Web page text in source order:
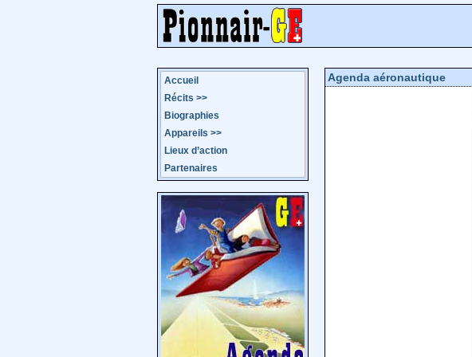
Accueil
Récits >>
Biographies
Appareils >>
Lieux d’action
Partenaires
Agenda aéronautique